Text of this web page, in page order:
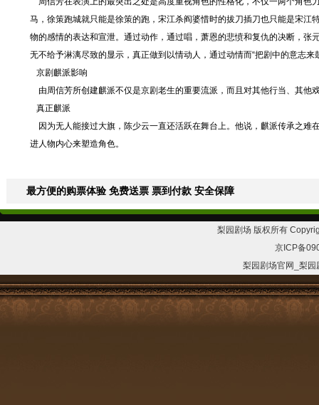
马，徐策跑城就只能是徐策的跑，宋江杀阎婆惜时的拔刀插刀也只能是宋
物的感情的表达和宣泄。通过动作，通过唱，萧恩的悲愤和复仇的决断，
无不给予淋漓尽致的显示，真正做到以情动人，通过动情而“把剧中的意志来
京剧麒派影响
由周信芳所创建麒派不仅是京剧老生的重要流派，而且对其他行当、其他
真正麒派
因为无人能接过大旗，陈少云一直还活跃在舞台上。他说，麒派传承之难
进人物内心来塑造角色。
最方便的购票体验 免费送票 票到付款 安全保障
梨园剧场 版权所有
京ICP备
梨园剧场官网_梨